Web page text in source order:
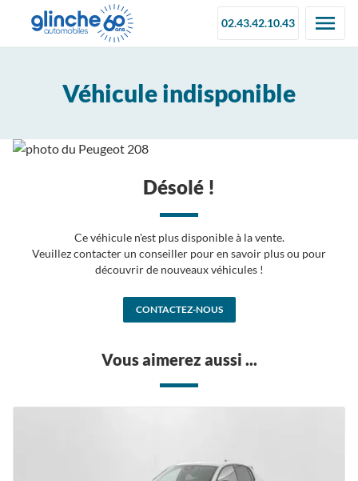
02.43.42.10.43
Véhicule indisponible
Désolé !
Ce véhicule n'est plus disponible à la vente.
Veuillez contacter un conseiller pour en savoir plus ou pour
découvrir de nouveaux véhicules !
CONTACTEZ-NOUS
Vous aimerez aussi ...